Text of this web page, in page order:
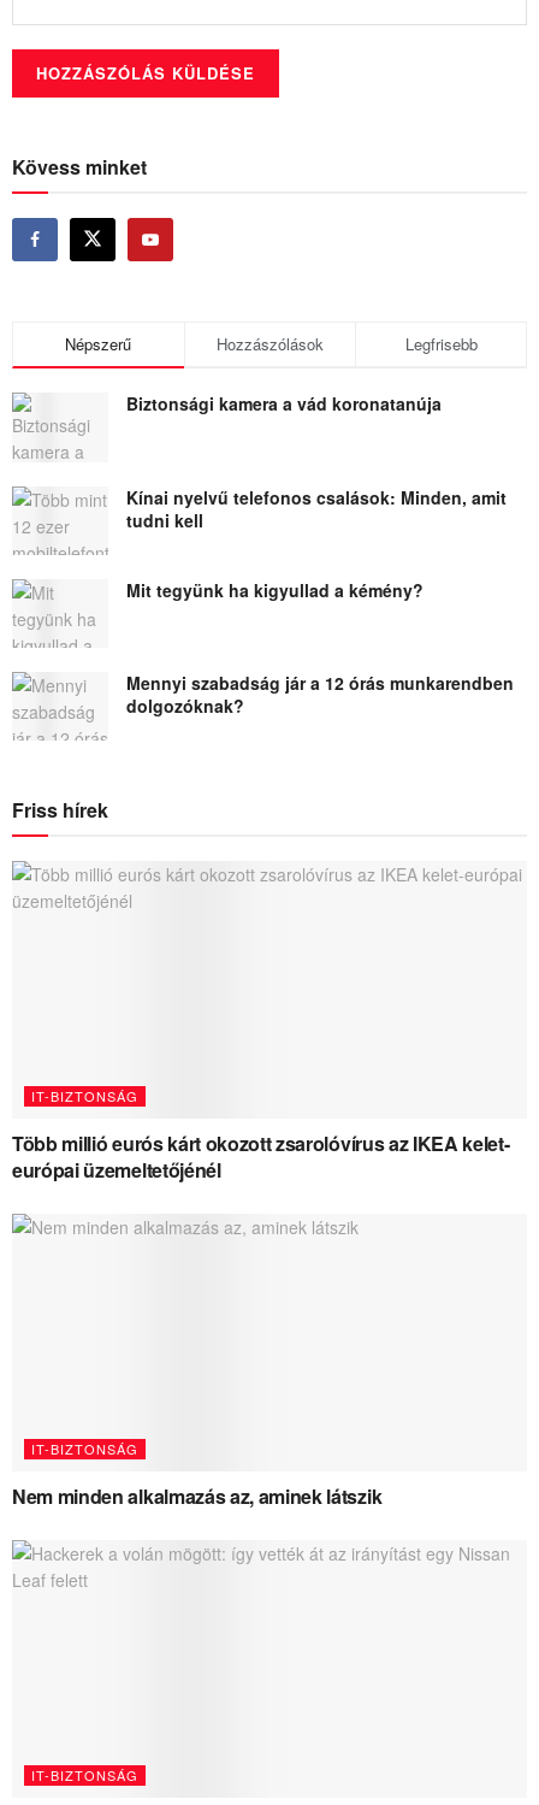
Kövess minket
Népszerű Hozzászólások Legfrisebb
Biztonsági kamera a vád koronatanúja
Kínai nyelvű telefonos csalások: Minden, amit
tudni kell
Mit tegyünk ha kigyullad a kémény?
Mennyi szabadság jár a 12 órás munkarendben
dolgozóknak?
Friss hírek
IT-BIZTONSÁG
Több millió eurós kárt okozott zsarolóvírus az IKEA kelet-
európai üzemeltetőjénél
IT-BIZTONSÁG
Nem minden alkalmazás az, aminek látszik
IT-BIZTONSÁG